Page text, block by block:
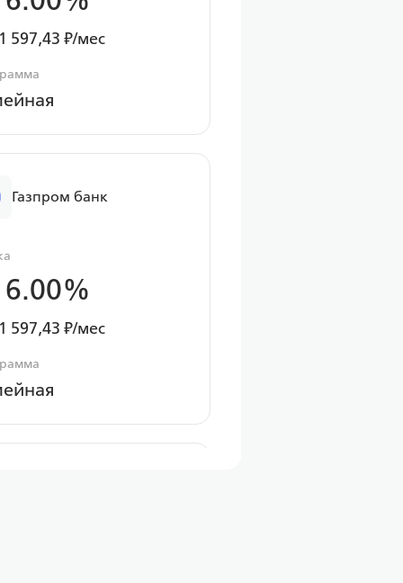
597,43 ₽/мес
Газпром банк
6.00%
597,43 ₽/мес